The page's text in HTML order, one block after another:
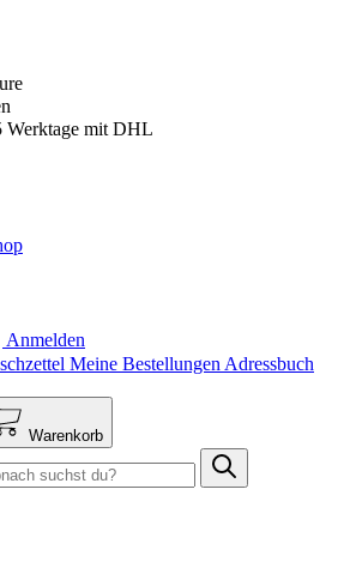
mit DHL
Anmelden
Meine Bestellungen Adressbuch
Warenkorb